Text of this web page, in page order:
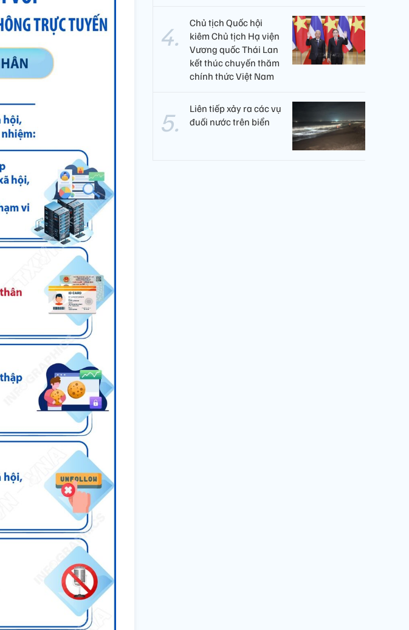
Chủ tịch Quốc hội
kiêm Chủ tịch Hạ viện
Vương quốc Thái Lan
kết thúc chuyến thăm
chính thức Việt Nam
Liên tiếp xảy ra các vụ
đuối nước trên biển